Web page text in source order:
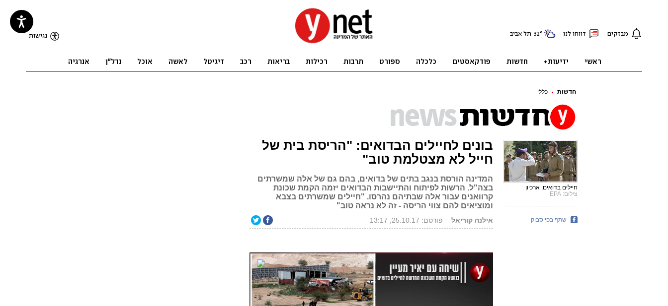
חדשות כללי
בונים לחיילים הבדואים: "הריסת בית של
חייל לא מצטלמת טוב"
המדינה הורסת בנגב בתים של בדואים, בהם גם של אלה שמשרתים
בצה"ל. הרשות לפיתוח והתיישבות הבדואים יזמה הקמת שכונת
קרוואנים עבור אלה שבתיהם נהרסו. "חיילים שמשרתים בצבא
ומוציאים להם צווי הריסה - זה לא נראה טוב"
אילנה קוריאל פורסם: 25.10.17, 13:17
חיילים בדואים. ארכיון
צילום: EPA
שתף בפייסבוק